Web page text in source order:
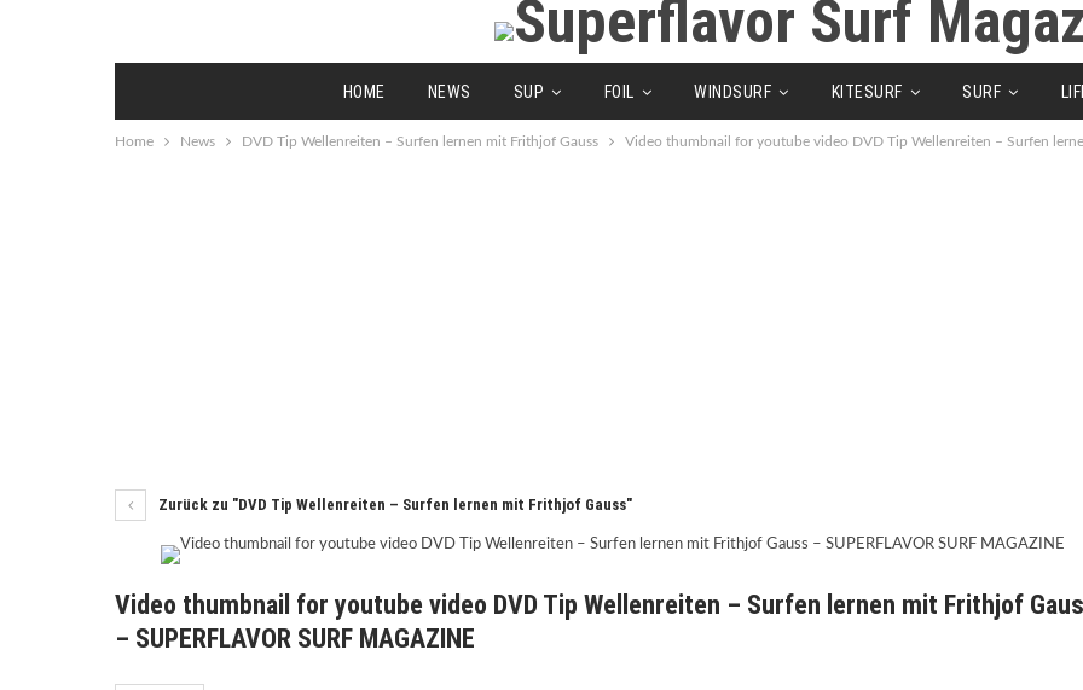
HOME NEWS SUP FOIL WINDSURF KITESURF SURF
Home News DVD Tip Wellenreiten – Surfen lernen mit Frithjof Gauss Video thumbnail for youtube video DVD Tip Wellenreiten – Surfen
Zurück zu "DVD Tip Wellenreiten – Surfen lernen mit Frithjof Gauss"
Video thumbnail for youtube video DVD Tip Wellenreiten – Surfen lernen mit Frithjof
– SUPERFLAVOR SURF MAGAZINE